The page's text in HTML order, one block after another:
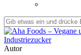
Autor